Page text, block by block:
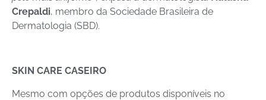
Crepaldi, membro da Sociedade Brasileira de
Dermatologia (SBD).
SKIN CARE CASEIRO
Mesmo com opções de produtos disponíveis no